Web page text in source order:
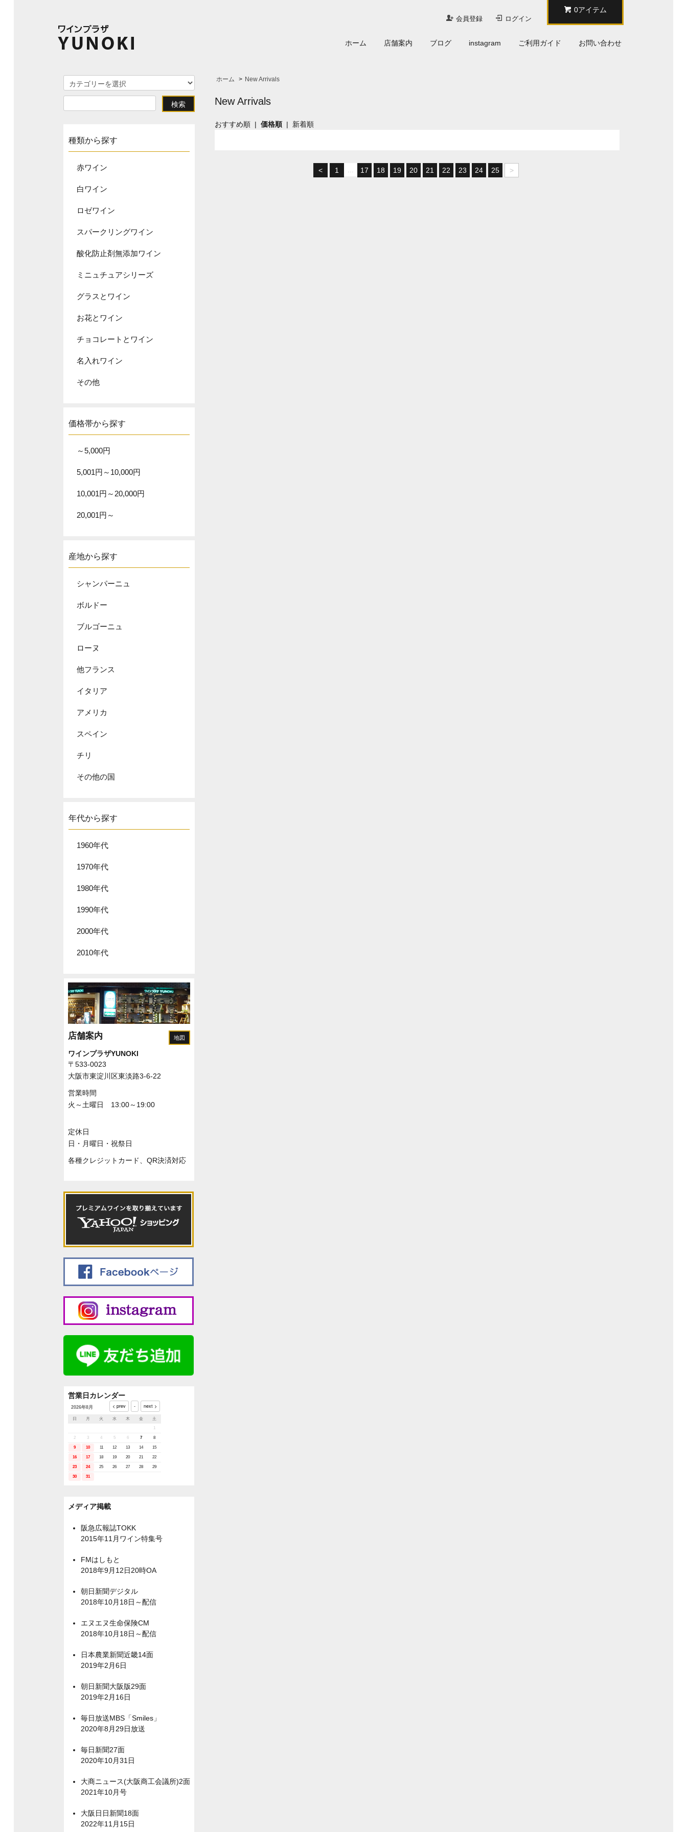
0アイテム
会員登録 ログイン
ホーム 店舗案内 ブログ instagram ご利用ガイド お問い合わせ
ホーム > New Arrivals
New Arrivals
おすすめ順 |価格順| 新着順
< 1 17 18 19 20 21 22 23 24 25 >
種類から探す
赤ワイン
白ワイン
ロゼワイン
スパークリングワイン
酸化防止剤無添加ワイン
ミニュチュアシリーズ
グラスとワイン
お花とワイン
チョコレートとワイン
名入れワイン
その他
価格帯から探す
～5,000円
5,001円～10,000円
10,001円～20,000円
20,001円～
産地から探す
シャンパーニュ
ボルドー
ブルゴーニュ
ローヌ
他フランス
イタリア
アメリカ
スペイン
チリ
その他の国
年代から探す
1960年代
1970年代
1980年代
1990年代
2000年代
2010年代
店舗案内 地図
ワインプラザYUNOKI
〒533-0023
大阪市東淀川区東淡路3-6-22
営業時間
火～土曜日 13:00～19:00
定休日
日・月曜日・祝祭日
各種クレジットカード、QR決済対応
営業日カレンダー
2026年8月
日 月 火 水 木 金
土
1
2 3 4 5 6 7 8
9 10 11 12 13 14 15
16 17 18 19 20 21 22
23 24 25 26 27 28 29
30 31
メディア掲載
阪急広報誌TOKK
2015年11月ワイン特集号
FMはしもと
2018年9月12日20時OA
朝日新聞デジタル
2018年10月18日～配信
エヌエヌ生命保険CM
2018年10月18日～配信
日本農業新聞近畿14面
2019年2月6日
朝日新聞大阪版29面
2019年2月16日
毎日放送MBS「Smiles」
2020年8月29日放送
毎日新聞27面
2020年10月31日
大商ニュース(大阪商工会議所)2面
2021年10月号
大阪日日新聞18面
2022年11月15日